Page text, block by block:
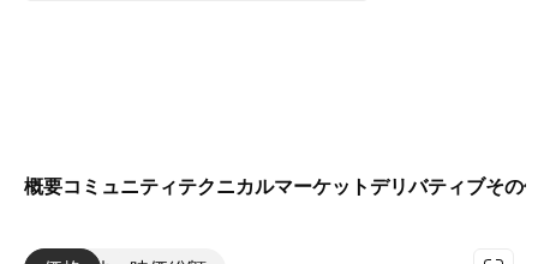
概要コミュニティテクニカルマーケット デリバティブその